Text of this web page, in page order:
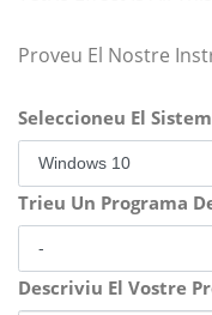
Proveu El Nostre
Seleccioneu El
Trieu Un Programa
Descriviu El Vostre